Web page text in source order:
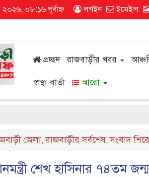
০৮:১৬ পূর্বাহ্ন লগইন ইমেইল
প্রচ্ছদ রাজবাড়ীর খবর
স্বাস্থ্য বার্তা আরো
জেলা,রাজবাড়ীর সর্বশেষ,সংবাদ
শেখ হাসিনার ৭৪তম